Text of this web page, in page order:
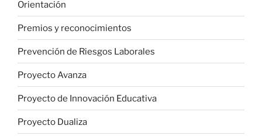
Orientación
Premios y reconocimientos
Prevención de Riesgos Laborales
Proyecto Avanza
Proyecto de Innovación Educativa
Proyecto Dualiza